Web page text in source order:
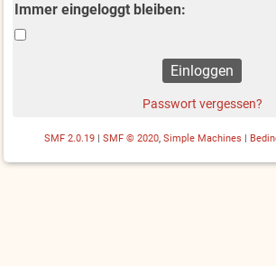
Immer eingeloggt bleiben:
Passwort vergessen?
SMF 2.0.19 SMF © 2020, Simple Machines